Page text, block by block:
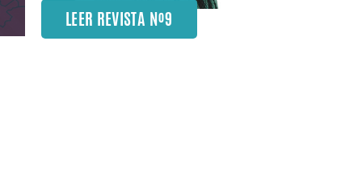
LEER REVISTA Nº9